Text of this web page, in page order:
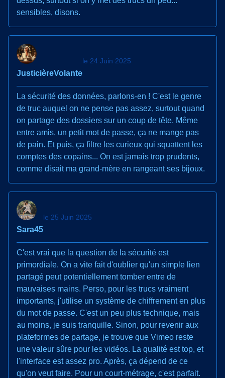
sensibles, disons.
JusticièreVolante
le 24 Juin 2025
La sécurité des données, parlons-en ! C'est le genre
de truc auquel on ne pense pas assez, surtout quand
on partage des dossiers sur un coup de tête. Même
entre amis, un petit mot de passe, ça ne mange pas
de pain. Et puis, ça filtre les curieux qui squattent les
comptes des copains... On est jamais trop prudents,
comme disait ma grand-mère en rangeant ses bijoux.
Sara45
le 25 Juin 2025
C'est vrai que la question de la sécurité est
primordiale. On a vite fait d'oublier qu'un simple lien
partagé peut potentiellement tomber entre de
mauvaises mains. Perso, pour les trucs vraiment
importants, j'utilise un système de chiffrement en plus
du mot de passe. C'est un peu plus technique, mais
au moins, je suis tranquille. Sinon, pour revenir aux
plateformes de partage, je trouve que Vimeo reste
une valeur sûre pour les vidéos. La qualité est top, et
l'interface est assez pro. Après, ça dépend de ce
qu'on veut faire. Pour un court-métrage, c'est parfait.